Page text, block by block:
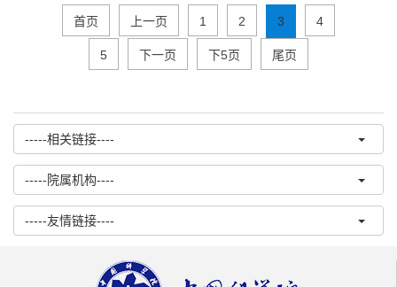
首页 上一页 1 2 3 4
5 下一页 下5页 尾页
-----相关链接----
-----院属机构----
-----友情链接----